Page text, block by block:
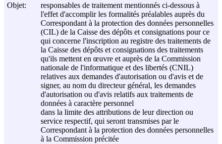
Objet:
responsables de traitement mentionnés ci-dessous à
l'effet d'accomplir les formalités préalables auprès du
Correspondant à la protection des données personnelles
(CIL) de la Caisse des dépôts et consignations pour ce
qui concerne l'inscription au registre des traitements de
la Caisse des dépôts et consignations des traitements
qu'ils mettent en œuvre et auprès de la Commission
nationale de l'informatique et des libertés (CNIL)
relatives aux demandes d'autorisation ou d'avis et de
signer, au nom du directeur général, les demandes
d'autorisation ou d'avis relatifs aux traitements de
données à caractère personnel
dans la limite des attributions de leur direction ou
service respectif, qui seront transmises par le
Correspondant à la protection des données personnelles
à la Commission précitée